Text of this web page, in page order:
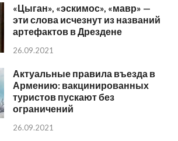
«Цыган», «эскимос», «мавр» —
эти слова исчезнут из названий
артефактов в Дрездене
26.09.2021
Актуальные правила въезда в
Армению: вакцинированных
туристов пускают без
ограничений
26.09.2021